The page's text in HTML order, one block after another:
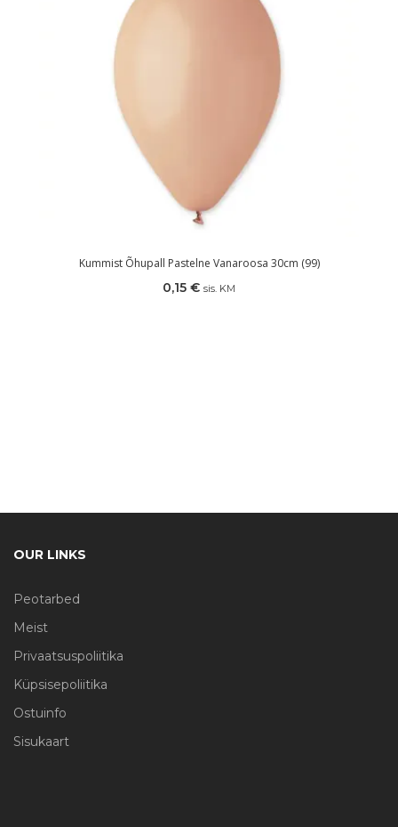
Kummist Õhupall Pastelne Vanaroosa 30cm (99)
0,15 € sis. KM
OUR LINKS
Peotarbed
Meist
Privaatsuspoliitika
Küpsisepoliitika
Ostuinfo
Sisukaart